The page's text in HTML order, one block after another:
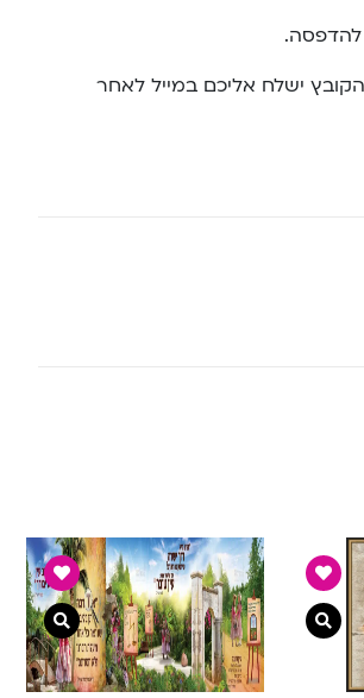
להדפסה.
ישלח אליכם במייל לאחר
צפייה מהירה צפייה